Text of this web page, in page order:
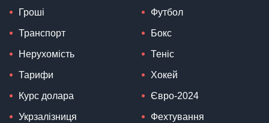
Гроші
Транспорт
Нерухомість
Тарифи
Курс долара
Укрзалізниця
Футбол
Бокс
Теніс
Хокей
Євро-2024
Фехтування